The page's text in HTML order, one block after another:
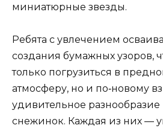
миниатюрные звезды.
Ребята с увлечением
создания бумажных узоров,
только погрузиться в
атмосферу, но и по‑новому
удивительное разнообразие
снежинок. Каждая из них —